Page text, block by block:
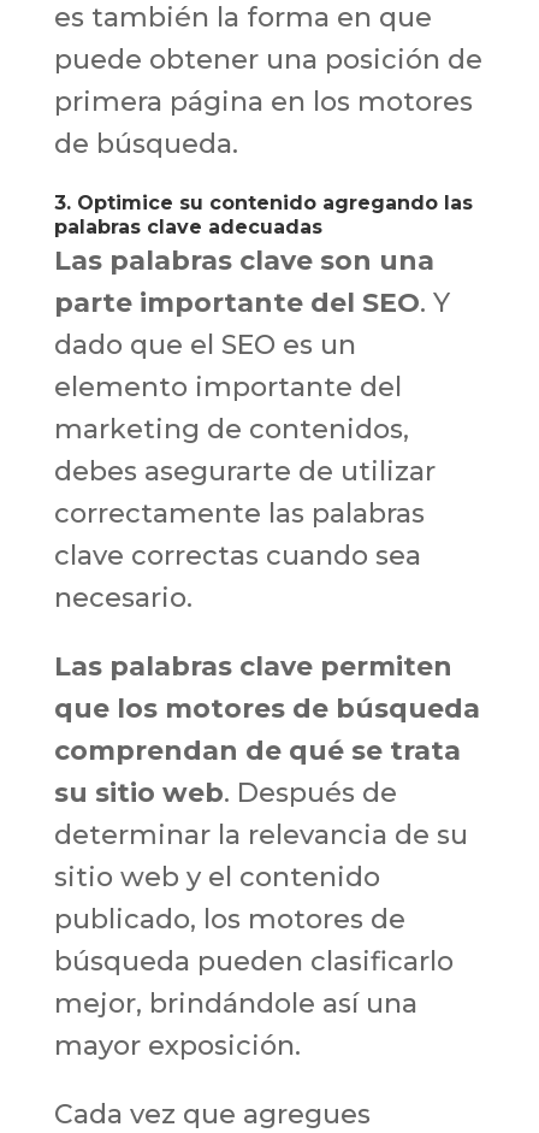
es también la forma en que
puede obtener una posición de
primera página en los motores
de búsqueda.
3. Optimice su contenido agregando las
palabras clave adecuadas
Las palabras clave son una
parte importante del SEO. Y
dado que el SEO es un
elemento importante del
marketing de contenidos,
debes asegurarte de utilizar
correctamente las palabras
clave correctas cuando sea
necesario.
Las palabras clave permiten
que los motores de búsqueda
comprendan de qué se trata
su sitio web. Después de
determinar la relevancia de su
sitio web y el contenido
publicado, los motores de
búsqueda pueden clasificarlo
mejor, brindándole así una
mayor exposición.
Cada vez que agregues